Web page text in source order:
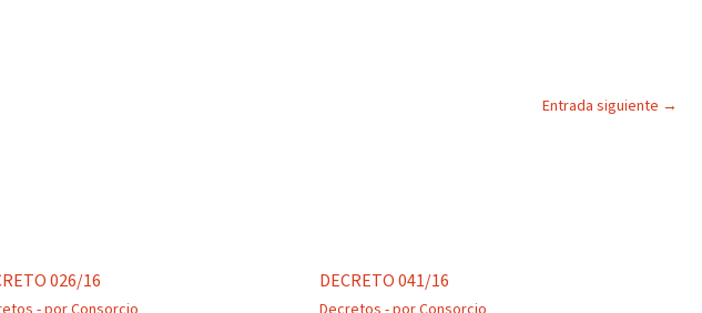
Entrada siguiente →
026/16 DECRETO 041/16